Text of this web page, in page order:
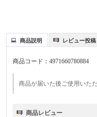
商品説明 レビュー投
商品コード：4971660780884
商品が届いた後ご使用いただ
商品レビュー